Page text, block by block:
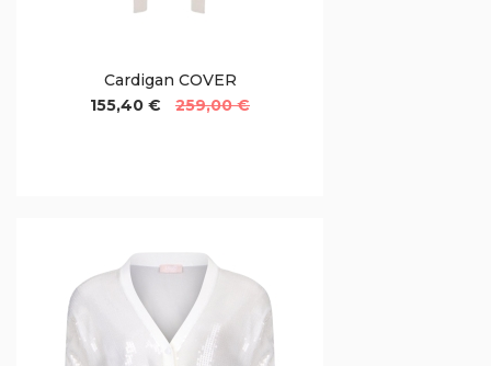
Cardigan COVER
155,40 €
259,00 €